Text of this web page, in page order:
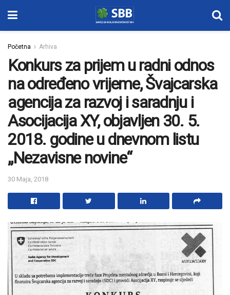
Početna Arhiva
Konkurs za prijem u radni odnos
na određeno vrijeme, Švajcarska
agencija za razvoj i saradnju i
Asocijacija XY, objavljen 30. 5.
2018. godine u dnevnom listu
„Nezavisne novine“
30 Maja, 2018